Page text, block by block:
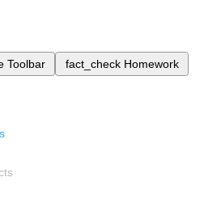
Toolbar fact_check Homework